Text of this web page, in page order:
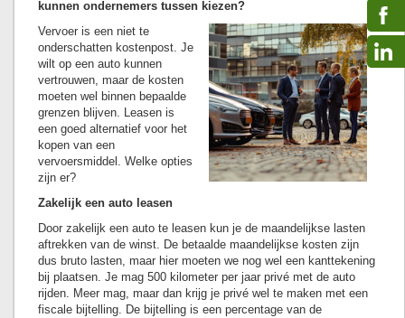
kunnen ondernemers tussen kiezen?
Vervoer is een niet te
onderschatten kostenpost. Je
wilt op een auto kunnen
vertrouwen, maar de kosten
moeten wel binnen bepaalde
grenzen blijven. Leasen is
een goed alternatief voor het
kopen van een
vervoersmiddel. Welke opties
zijn er?
Zakelijk een auto leasen
Door zakelijk een auto te leasen kun je de maandelijkse lasten
aftrekken van de winst. De betaalde maandelijkse kosten zijn
dus bruto lasten, maar hier moeten we nog wel een kanttekening
bij plaatsen. Je mag 500 kilometer per jaar privé met de auto
rijden. Meer mag, maar dan krijg je privé wel te maken met een
fiscale bijtelling. De bijtelling is een percentage van de